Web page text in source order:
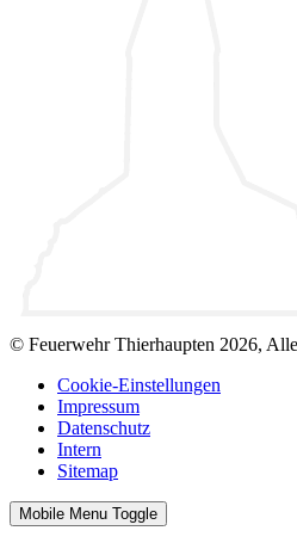
© Feuerwehr Thierhaupten 2026,
Cookie-Einstellungen
Impressum
Datenschutz
Intern
Sitemap
Mobile Menu Toggle